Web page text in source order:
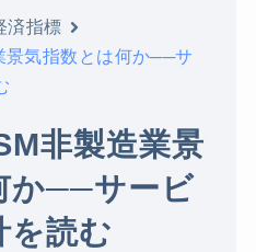
済指標
景気指数とは何か──サ
非製造業景
か──サービ
を読む